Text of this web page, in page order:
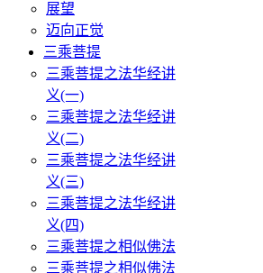
展望
迈向正觉
三乘菩提
三乘菩提之法华经讲
义(一)
三乘菩提之法华经讲
义(二)
三乘菩提之法华经讲
义(三)
三乘菩提之法华经讲
义(四)
三乘菩提之相似佛法
三乘菩提之相似佛法